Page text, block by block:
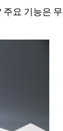
요 기능은